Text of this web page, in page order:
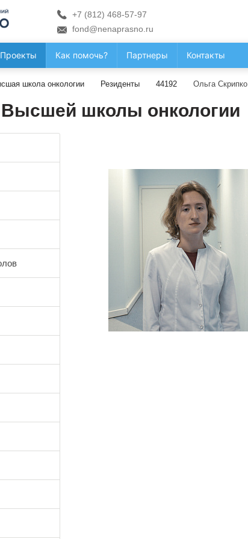
+7 (812) 468-57-97
fond@nenaprasno.ru
Проекты Как помочь? Партнеры Контакты
школа онкологии Резиденты 44192 Ольга Скрипко
школы онкологии